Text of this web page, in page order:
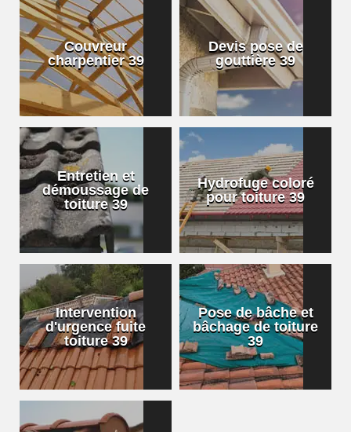
Couvreur
charpentier 39
Devis pose de
gouttière 39
Entretien et
démoussage de
toiture 39
Hydrofuge coloré
pour toiture 39
Intervention
d'urgence fuite
toiture 39
Pose de bâche et
bâchage de toiture
39